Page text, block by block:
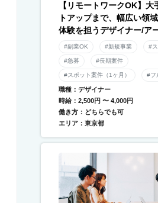
【リモートワークOK】大
トアップまで、幅広い領
体験を担うデザイナー/ア
ター募集！
#副業OK #新規事業 #
#急募 #長期案件
#スポット案件（1ヶ月） #フ
職種：デザイナー
時給：2,500円 〜 4,000円
働き方：どちらでも可
エリア：東京都